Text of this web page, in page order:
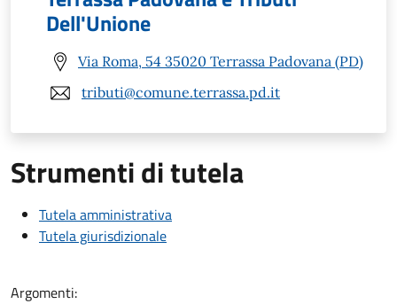
Dell'Unione
Via Roma, 54 35020 Terrassa Padovana (PD)
tributi@comune.terrassa.pd.it
Strumenti di tutela
Tutela amministrativa
Tutela giurisdizionale
Argomenti: